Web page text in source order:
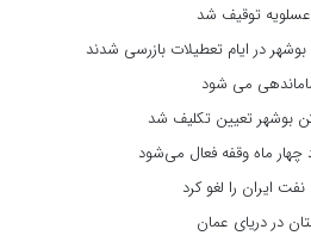
عسلویه توقیف شد
در ایام تعطیلات بازرسی شدند
می‌ شود
بوشهر تعیین تکلیف شد
ماه وقفه فعال می‌شود
ایران را لغو کرد
در دریای عمان